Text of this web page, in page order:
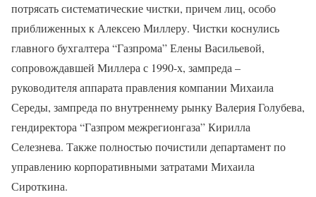
потрясать систематические чистки, причем лиц, особо
приближенных к Алексею Миллеру. Чистки коснулись
главного бухгалтера “Газпрома” Елены Васильевой,
сопровождавшей Миллера с 1990-х, зампреда –
руководителя аппарата правления компании Михаила
Середы, зампреда по внутреннему рынку Валерия Голубева,
гендиректора “Газпром межрегионгаза” Кирилла
Селезнева. Также полностью почистили департамент по
управлению корпоративными затратами Михаила
Сироткина.